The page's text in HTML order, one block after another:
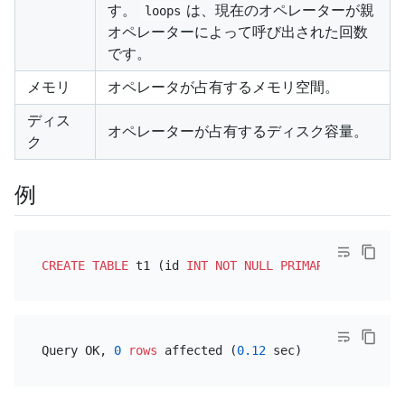
す。
loops は、現在のオペレーターが親
オペレーターによって呼び出された回数
です。
メモリ
オペレータが占有するメモリ空間。
ディス
ク
オペレーターが占有するディスク容量。
例
CREATE TABLE t1 (id INT NOT NULL PRIMARY KEY
Query OK, 0 rows affected (0.12